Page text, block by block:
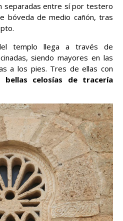
separadas entre sí por testero
bóveda de medio cañón, tras
templo llega a través de
siendo mayores en las
a los pies. Tres de ellas con
bellas celosías de tracería